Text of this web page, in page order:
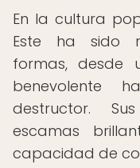
En la cultura
Este ha sido
formas, desde
benevolente
destructor.
escamas
capacidad de